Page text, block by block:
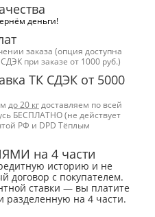
деньги!
заказа (опция доступна
при заказе от 1000 руб.)
ТК СДЭК от 5000
до 20 кг доставляем по всей
БЕСПЛАТНО (не действует
РФ и DPD Тёплым
на 4 части
историю и не
договор с покупателем.
ставки — вы платите
разделенную на 4 части.